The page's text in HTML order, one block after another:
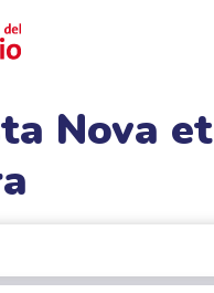
Nova et